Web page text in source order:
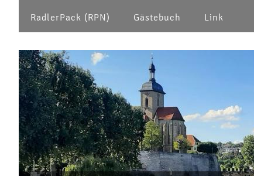
RadlerPack (RPN) Gästebuch Link